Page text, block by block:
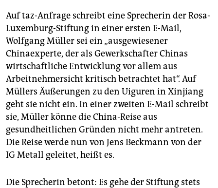
Auf taz-Anfrage schreibt eine Sprecherin der Rosa-
Luxemburg-Stiftung in einer ersten E-Mail,
Wolfgang Müller sei ein „ausgewiesener
Chinaexperte, der als Gewerkschafter Chinas
wirtschaftliche Entwicklung vor allem aus
Arbeitnehmersicht kritisch betrachtet hat“. Auf
Müllers Äußerungen zu den Uiguren in Xinjiang
geht sie nicht ein. In einer zweiten E-Mail schreibt
sie, Müller könne die China-Reise aus
gesundheitlichen Gründen nicht mehr antreten.
Die Reise werde nun von Jens Beckmann von der
IG Metall geleitet, heißt es.
Die Sprecherin betont: Es gehe der Stiftung stets